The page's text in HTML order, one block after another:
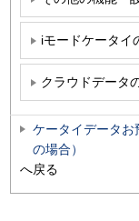
iモードケータイ
クラウドデータ
ケータイデータお
の場合）
へ戻る